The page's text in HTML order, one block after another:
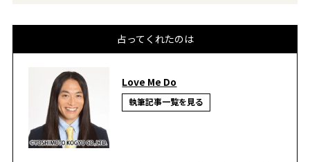
占ってくれたのは
Love Me Do
執筆記事一覧を見る